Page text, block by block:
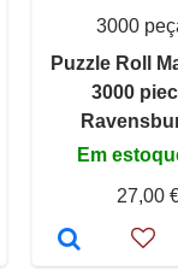
3000
Puzzle Roll
3000
Em
27,00